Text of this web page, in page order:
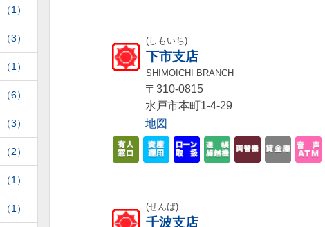
（1）
（3）
（1）
（6）
（3）
（2）
（1）
（1）
(しもいち)
下市支店
SHIMOICHI BRANCH
〒310-0815
水戸市本町1-4-29
地図
(せんば)
千波支店